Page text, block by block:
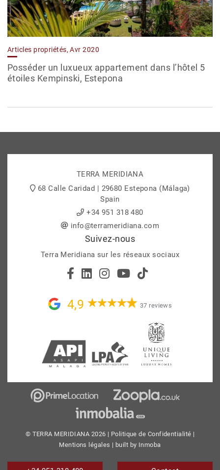
Articles propriétés, Avr 2020
Posséder un luxueux appartement dans l’hôtel 5
étoiles Kempinski, Estepona
TERRA MERIDIANA
68 Calle Caridad | 29680 Estepona (Málaga)
Spain
+34 951 318 480
info@terrameridiana.com
Suivez-nous
Terra Meridiana sur les réseaux sociaux
4,9 37 reviews
© TERRA MERIDIANA 2026 | Politique de Confidentialité |
Mentions légales | built by Inmoba